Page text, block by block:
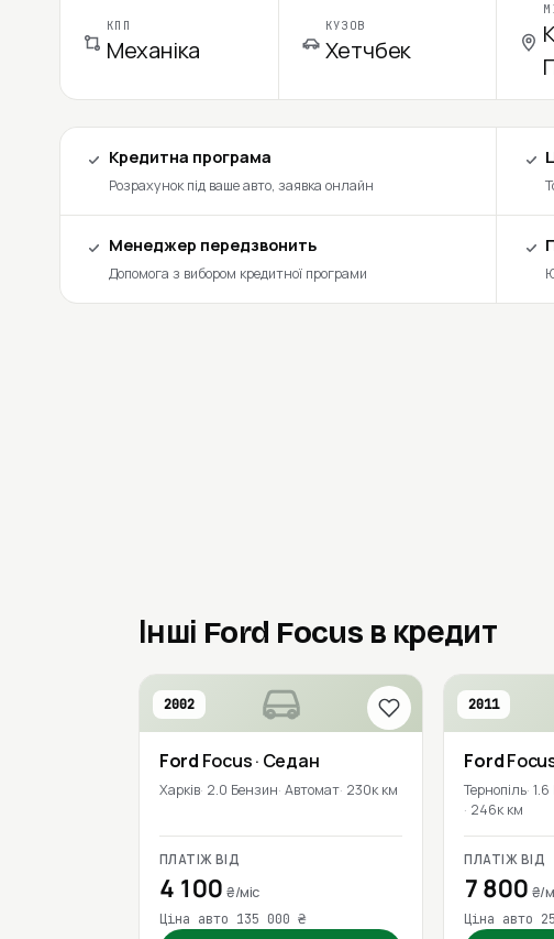
КПП
Механіка
КУЗОВ
Хетчбек
Кредитна програма
Розрахунок під ваше авто, заявка онлайн
Менеджер передзвонить
Допомога з вибором кредитної програми
Інші Ford Focus в кредит
2002
Ford Focus· Седан
Харків 2.0 Бензин Автомат 230к км
ПЛАТІЖ ВІД
4 100₴/міс
Ціна авто 135 000 ₴
2011
Ford
Тернопіль
246к км
ПЛАТІЖ ВІД
7 800 ₴/
Ціна авто